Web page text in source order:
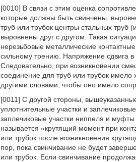
[0010] В связи с этим оценка
которые должны быть свинчены,
труб или трубок центры стальных труб
выровнены друг с другом. Такая
нерезьбовые металлические
сильному трению. Напряжение сдвига
Следовательно, при возникновении
соединение для труб или трубок имело
другими словами, чтобы оно имело
[0011] С другой стороны,
уплотнительные участки и
заплечиковые участки ниппеля и муфты
называется «крутящий момент при
или трубок после возникновения
пор, пока свинчивание не будет
или трубок. Если свинчивание